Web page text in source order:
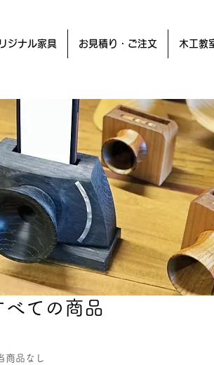
ジナル家具 お見積り・ご注文 木工教
べての商品
商品なし